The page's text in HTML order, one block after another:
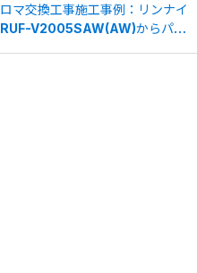
ロマ交換工事施工事例：リンナイ
RUF-V2005SAW(AW)からパロ